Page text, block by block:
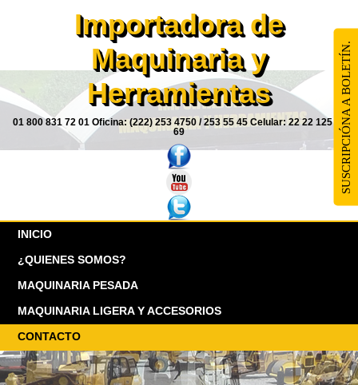
Importadora de
Maquinaria y
Herramientas
01 800 831 72 01 Oficina: (222) 253 4750 / 253 55 45 Celular: 22 22 125 85
69
INICIO
¿QUIENES SOMOS?
MAQUINARIA PESADA
MAQUINARIA LIGERA Y ACCESORIOS
CONTACTO
SUSCRIPCIÓNA A BOLETÍN.